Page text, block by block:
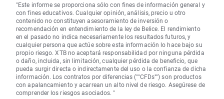
"Este informe se proporciona sólo con fines de información general y
con fines educativos. Cualquier opinión, análisis, precio u otro
contenido no constituyen asesoramiento de inversión o
recomendación en entendimiento de la ley de Belice. El rendimiento
en el pasado no indica necesariamente los resultados futuros, y
cualquier persona que actúe sobre esta información lo hace bajo su
propio riesgo. XTB no aceptará responsabilidad por ninguna pérdida
o daño, incluida, sin limitación, cualquier pérdida de beneficio, que
pueda surgir directa o indirectamente del uso o la confianza de dicha
información. Los contratos por diferencias (""CFDs"") son productos
con apalancamiento y acarrean un alto nivel de riesgo. Asegúrese de
comprender los riesgos asociados. "